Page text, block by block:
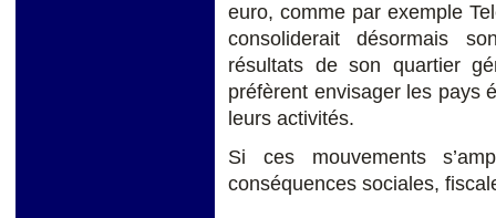
euro, comme par exemple
consoliderait désormais
résultats de son quartier
préfèrent envisager les pays
leurs activités.
Si ces mouvements
conséquences sociales,